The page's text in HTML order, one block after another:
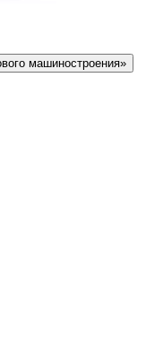
машиностроения»